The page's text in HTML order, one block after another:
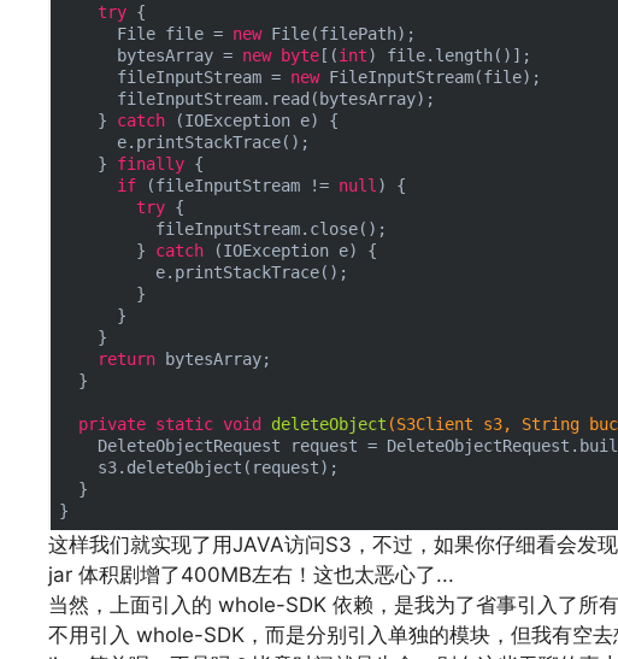
try {
File file = new File(filePath);
bytesArray = new byte [(int) file.length()];
fileInputStream = new FileInputStream(file);
fileInputStream.read(bytesArray);
} catch (IOException e) {
e.printStackTrace();
} finally {
if (fileInputStream != null ) {
try {
fileInputStream.close();
} catch (IOException e) {
e.printStackTrace();
}
}
}
return bytesArray;
}
private static void deleteObject (S3Client s3, String
DeleteObjectRequest request =
s3.deleteObject(request);
}
这样我们就实现了用JAVA访问S3，不过，如果你仔细看会发
jar 体积剧增了400MB左右！这也太恶心了...
当然，上面引入的 whole-SDK 依赖，是我为了省事引入了所
不用引入 whole-SDK，而是分别引入单独的模块，但我有空